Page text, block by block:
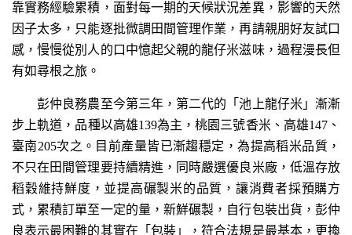
靠實務經驗累積，面對每一期的天候狀況差異，影響的天然
因子太多，只能逐批微調田間管理作業，再請親朋好友試口
感，慢慢從別人的口中憶起父親的龍仔米滋味，過程漫長但
有如尋根之旅。
彭仲良務農至今第三年，第二代的「池上龍仔米」漸漸
步上軌道，品種以高雄139為主，桃園三號香米、高雄147、
臺南205次之。目前產量皆已漸趨穩定，為提高稻米品質，
不只在田間管理要持續精進，同時嚴選優良米廠，低溫存放
稻穀維持鮮度，並提高碾製米的品質，讓消費者採預購方
式，累積訂單至一定的量，新鮮碾製，自行包裝出貨，彭仲
良表示最困難的其實在「包裝」，符合法規是最基本，更換